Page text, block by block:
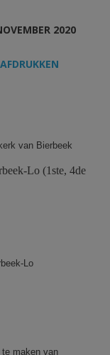
2020
AFDRUKKEN
van Bierbeek
Lo (1ste, 4de
Lo
te maken van